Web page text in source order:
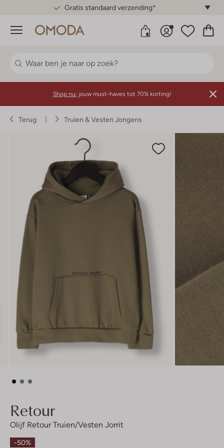
Gratis standaard verzending*
Menu
Shop nu: jouw must-haves tot 70% korting!
Terug Truien & Vesten Jongens
Retour
Olijf Retour Truien/vesten Jorrit
-50%